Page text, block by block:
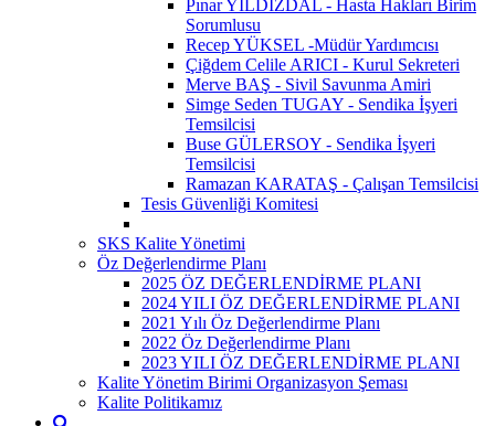
Pınar YILDIZDAL - Hasta Hakları Birim
Sorumlusu
Recep YÜKSEL -Müdür Yardımcısı
Çiğdem Celile ARICI - Kurul Sekreteri
Merve BAŞ - Sivil Savunma Amiri
Simge Seden TUGAY - Sendika İşyeri
Temsilcisi
Buse GÜLERSOY - Sendika İşyeri
Temsilcisi
Ramazan KARATAŞ - Çalışan Temsilcisi
Tesis Güvenliği Komitesi
SKS Kalite Yönetimi
Öz Değerlendirme Planı
2025 ÖZ DEĞERLENDİRME PLANI
2024 YILI ÖZ DEĞERLENDİRME PLANI
2021 Yılı Öz Değerlendirme Planı
2022 Öz Değerlendirme Planı
2023 YILI ÖZ DEĞERLENDİRME PLANI
Kalite Yönetim Birimi Organizasyon Şeması
Kalite Politikamız